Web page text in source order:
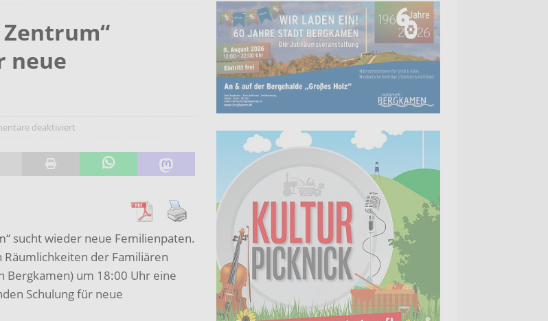
– Städtepartnerschaft hautnah erleben
neue
deaktiviert
sucht wieder neue Femilienpaten.
der Familiären
Bergkamen) um 18:00 Uhr eine
Schulung für neue